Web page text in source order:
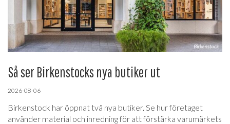
Så ser Birkenstocks nya butiker ut
2026-08-06
Birkenstock har öppnat två nya butiker. Se hur företaget
använder material och inredning för att förstärka varumärkets